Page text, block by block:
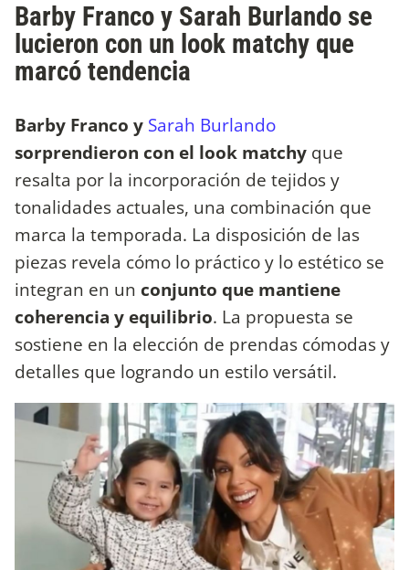
Barby Franco y Sarah Burlando se
lucieron con un look matchy que
marcó tendencia
Barby Franco y Sarah Burlando
sorprendieron con el look matchy que
resalta por la incorporación de tejidos y
tonalidades actuales, una combinación que
marca la temporada. La disposición de las
piezas revela cómo lo práctico y lo estético se
integran en un conjunto que mantiene
coherencia y equilibrio. La propuesta se
sostiene en la elección de prendas cómodas y
detalles que logrando un estilo versátil.